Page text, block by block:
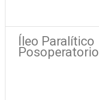
Íleo Paralítico
Posoperatorio